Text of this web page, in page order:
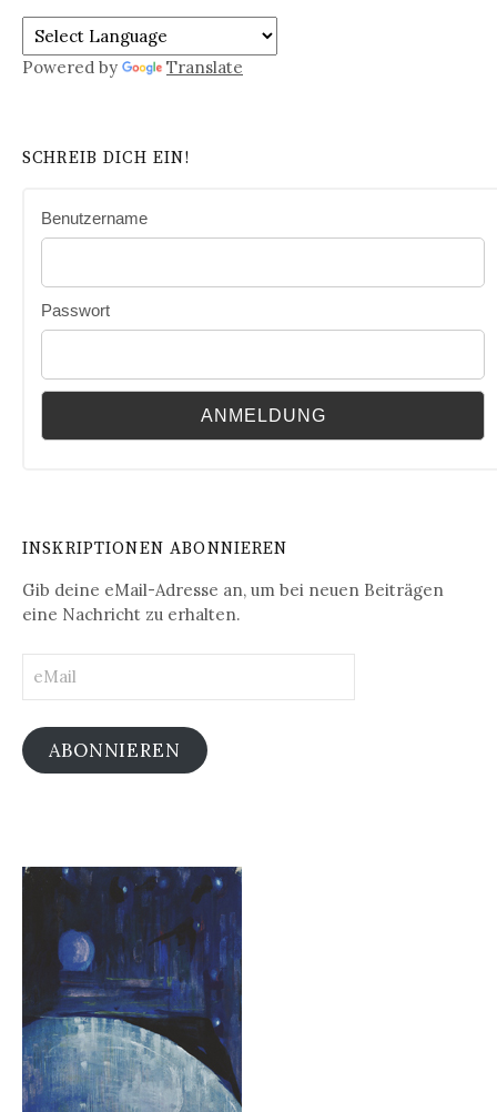
Powered by Translate
SCHREIB DICH EIN!
Benutzername
Passwort
INSKRIPTIONEN ABONNIEREN
Gib deine eMail-Adresse an, um bei neuen Beiträgen
eine Nachricht zu erhalten.
ABONNIEREN